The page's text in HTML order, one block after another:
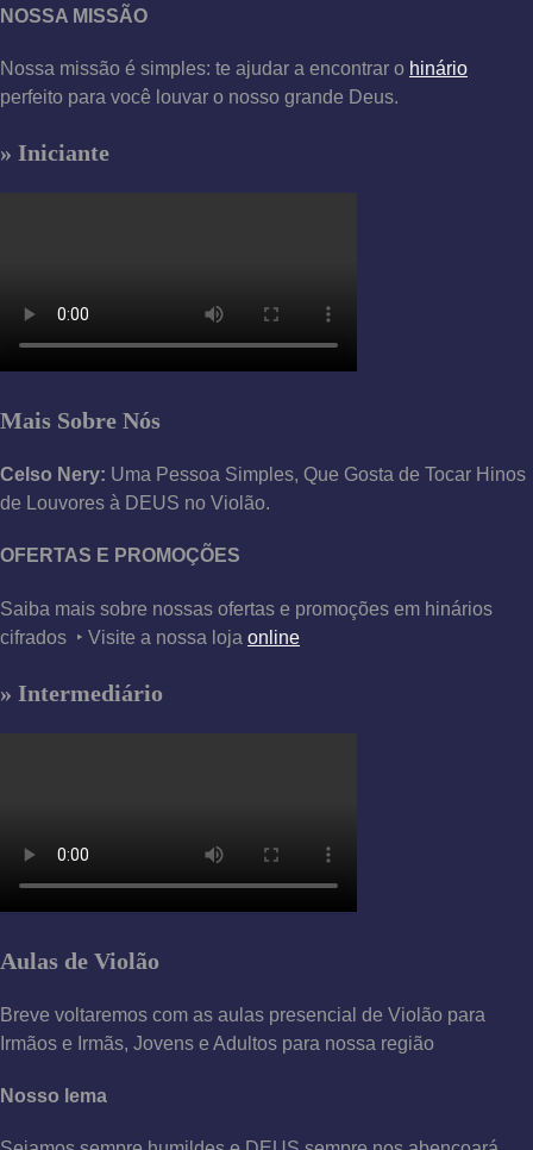
NOSSA MISSÃO
Nossa missão é simples: te ajudar a encontrar o hinário
perfeito para você louvar o nosso grande Deus.
» Iniciante
Mais Sobre Nós
Celso Nery: Uma Pessoa Simples, Que Gosta de Tocar Hinos
de Louvores à DEUS no Violão.
OFERTAS E PROMOÇÕES
Saiba mais sobre nossas ofertas e promoções em hinários
cifrados ‣ Visite a nossa loja online
» Intermediário
Aulas de Violão
Breve voltaremos com as aulas presencial de Violão para
Irmãos e Irmãs, Jovens e Adultos para nossa região
Nosso lema